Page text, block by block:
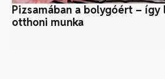
Pizsamában a bolygóért –
otthoni munka